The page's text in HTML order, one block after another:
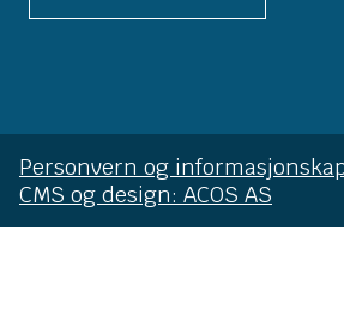
Personvern og
CMS og design: ACOS AS